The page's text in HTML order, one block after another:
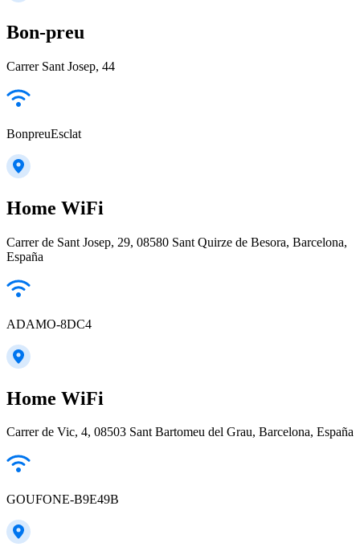
Bon-preu
Carrer Sant Josep, 44
BonpreuEsclat
Home WiFi
Carrer de Sant Josep, 29, 08580 Sant Quirze de Besora, Barcelona,
España
ADAMO-8DC4
Home WiFi
Carrer de Vic, 4, 08503 Sant Bartomeu del Grau, Barcelona, España
GOUFONE-B9E49B